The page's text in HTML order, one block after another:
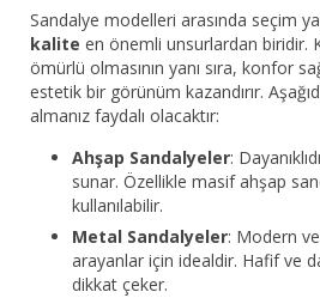
Sandalye modelleri arasında seçim
kalite en önemli unsurlardan biridir.
ömürlü olmasının yanı sıra, konfor
estetik bir görünüm kazandırır.
almanız faydalı olacaktır:
Ahşap Sandalyeler:
sunar. Özellikle masif ahşap
kullanılabilir.
Metal Sandalyeler: Modern
arayanlar için idealdir. Hafif ve
dikkat çeker.